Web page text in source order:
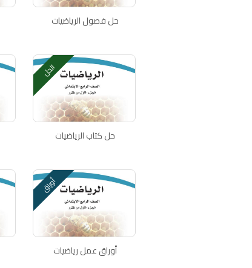
حل فصول الرياضيات
الحل
حل كتاب الرياضيات
أوراق
أوراق عمل رياضيات